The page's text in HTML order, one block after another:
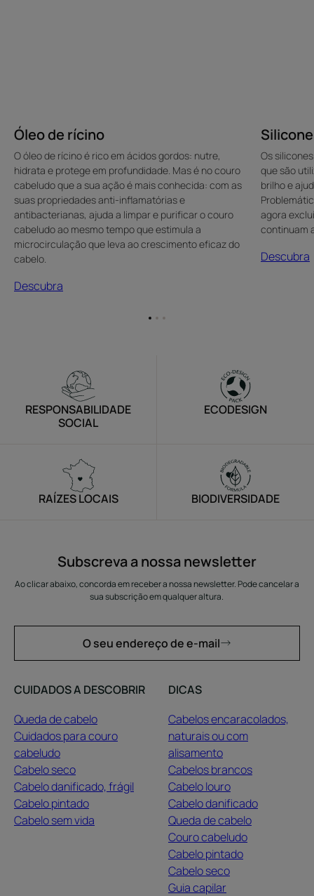
Óleo de rícino
O óleo de rícino é rico em ácidos gordos: nutre,
hidrata e protege em profundidade. Mas é no couro
cabeludo que a sua ação é mais conhecida: com as
suas propriedades anti-inflamatórias e
antibacterianas, ajuda a limpar e purificar o couro
cabeludo ao mesmo tempo que estimula a
microcirculação que leva ao crescimento eficaz do
cabelo.
Descubra
Os
que são
brilho e
agora
continuam
Descubra
IrIrIr
RESPONSABILIDADE
SOCIAL
ECODESIGN
RAÍZES LOCAIS BIODIVERSIDADE
Subscreva a nossa newsletter
Ao clicar abaixo, concorda em receber a nossa newsletter. Pode cancelar a
sua subscrição em qualquer altura.
O seu endereço de e-mail
CUIDADOS A DESCOBRIR
Queda de cabelo
Cuidados para couro
cabeludo
Cabelo seco
Cabelo danificado, frágil
Cabelo pintado
Cabelo sem vida
DICAS
Cabelos encaracolados,
naturais ou com
alisamento
Cabelos brancos
Cabelo louro
Cabelo danificado
Queda de cabelo
Couro cabeludo
Cabelo pintado
Cabelo seco
Guia capilar